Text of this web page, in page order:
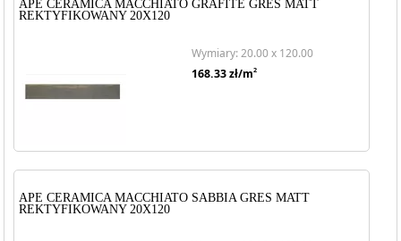
APE CERAMICA MACCHIATO GRAFITE GRES MATT
REKTYFIKOWANY 20X120
Wymiary: 20.00 x 120.00
168.33zł/m2
APE CERAMICA MACCHIATO SABBIA GRES MATT
REKTYFIKOWANY 20X120